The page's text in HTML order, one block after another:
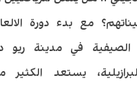
مع بدء دورة
الصيفية في مدينة ريو
يستعد الكثير